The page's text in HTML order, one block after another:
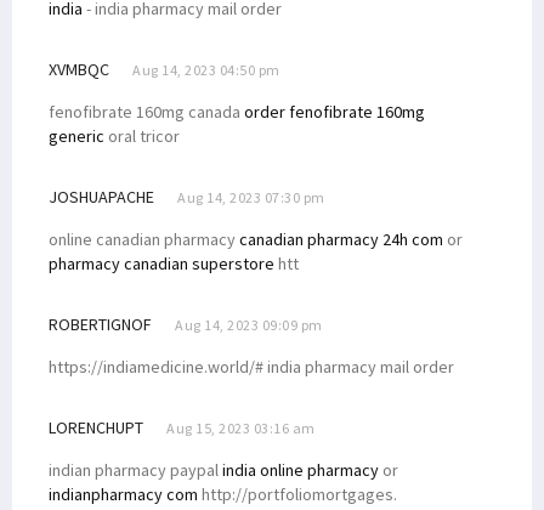
india - india pharmacy mail order
XVMBQC Aug 14, 2023 04:50 pm
fenofibrate 160mg canada order fenofibrate 160mg
generic oral tricor
JOSHUAPACHE Aug 14, 2023 07:30 pm
online canadian pharmacycanadian pharmacy 24h com or
pharmacy canadian superstore htt
ROBERTIGNOF Aug 14, 2023 09:09 pm
https://indiamedicine.world/# india pharmacy mail order
LORENCHUPT Aug 15, 2023 03:16 am
indian pharmacy paypalindia online pharmacy or
indianpharmacy com http://portfoliomortgages.